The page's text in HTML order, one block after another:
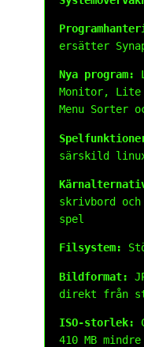
ersätter
Nya program:
Monitor,
Menu Sorter
särskild
skrivbord
spel
Filsystem:
Bildformat:
direkt från
ISO-storlek:
410 MB